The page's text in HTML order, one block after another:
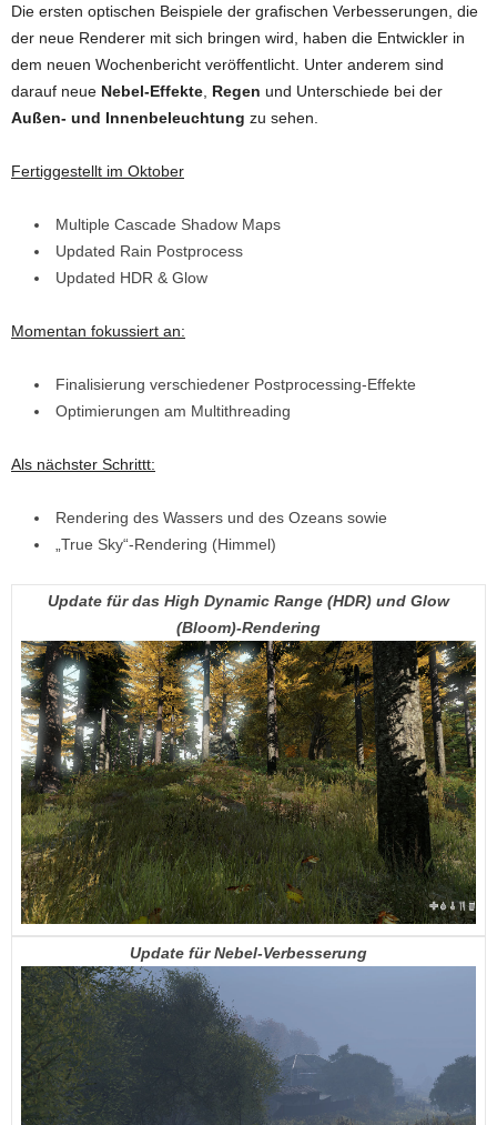
Die ersten optischen Beispiele der grafischen Verbesserungen, die
der neue Renderer mit sich bringen wird, haben die Entwickler in
dem neuen Wochenbericht veröffentlicht. Unter anderem sind
darauf neue Nebel-Effekte Regen und Unterschiede bei der
Außen- und Innenbeleuchtung zu sehen.
Fertiggestellt im Oktober
Multiple Cascade Shadow Maps
Updated Rain Postprocess
Updated HDR & Glow
Momentan fokussiert an:
Finalisierung verschiedener Postprocessing-Effekte
Optimierungen am Multithreading
Als nächster Schrittt:
Rendering des Wassers und des Ozeans sowie
„True Sky“-Rendering (Himmel)
Update für das High Dynamic Range (HDR) und Glow
(Bloom)-Rendering
Update fürNebel-Verbesserung